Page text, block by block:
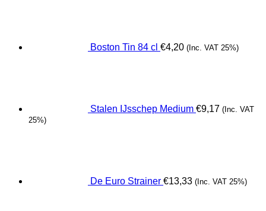
Boston Tin 84 cl €4,20 (Inc. VAT 25%)
Stalen IJsschep Medium €9,17 (Inc. VAT
25%)
De Euro Strainer €13,33 (Inc. VAT 25%)